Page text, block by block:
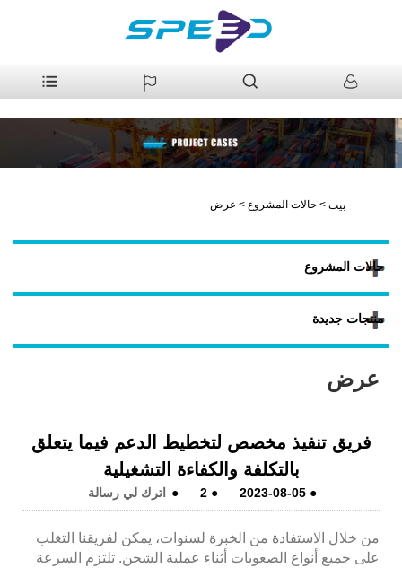
بيت > حالات المشروع > عرض
حالات المشروع
منتجات جديدة
عرض
فريق تنفيذ مخصص لتخطيط الدعم فيما يتعلق
بالتكلفة والكفاءة التشغيلية
●
2023-08-05
●
2
● اترك لي رسالة
من خلال الاستفادة من الخبرة لسنوات، يمكن لفريقنا التغلب
على جميع أنواع الصعوبات أثناء عملية الشحن. تلتزم السرعة